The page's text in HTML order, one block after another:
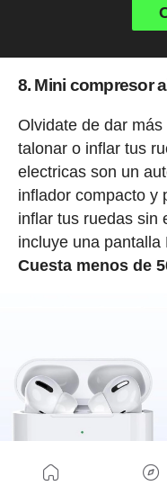
8. Mini compresor
Olvidate de dar
talonar o inflar tus
electricas son un
inflador compacto y
inflar tus ruedas sin
incluye una
Cuesta menos de